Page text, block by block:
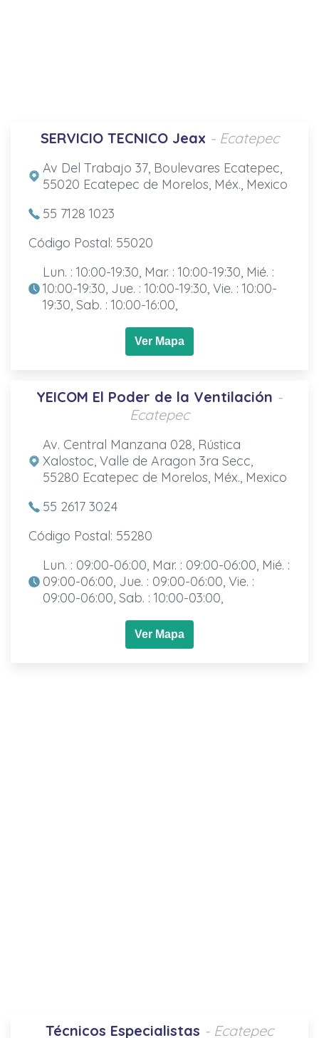
SERVICIO TECNICO Jeax - Ecatepec
Av Del Trabajo 37, Boulevares Ecatepec,
55020 Ecatepec de Morelos, Méx., Mexico
55 7128 1023
Código Postal: 55020
Lun. : 10:00-19:30, Mar. : 10:00-19:30, Mié. :
10:00-19:30, Jue. : 10:00-19:30, Vie. : 10:00-
19:30, Sab. : 10:00-16:00,
Ver Mapa
YEICOM El Poder de la Ventilación -
Ecatepec
Av. Central Manzana 028, Rústica
Xalostoc, Valle de Aragon 3ra Secc,
55280 Ecatepec de Morelos, Méx., Mexico
55 2617 3024
Código Postal: 55280
Lun. : 09:00-06:00, Mar. : 09:00-06:00, Mié. :
09:00-06:00, Jue. : 09:00-06:00, Vie. :
09:00-06:00, Sab. : 10:00-03:00,
Ver Mapa
Técnicos Especialistas - Ecatepec